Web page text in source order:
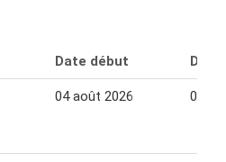
Date début Date
04 août 2026 08